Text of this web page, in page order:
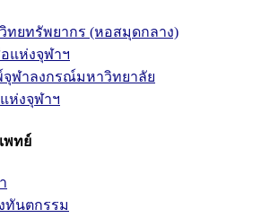
ทยทรัพยากร (หอสมุดกลาง)
แห่งจุฬาฯ
ฬาลงกรณ์มหาวิทยาลัย
ห่งจุฬาฯ
พทย์
ทันตกรรม